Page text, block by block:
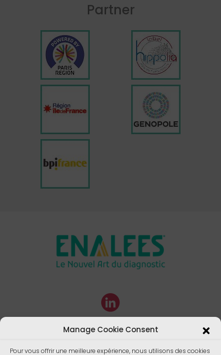
Manage Cookie Consent
Pour vous offrir une meilleure expérience, nous utilisons des cookies
Partner